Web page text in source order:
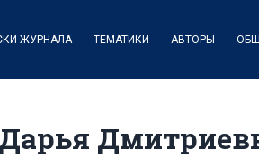
ЖУРНАЛА ТЕМАТИКИ АВТОРЫ